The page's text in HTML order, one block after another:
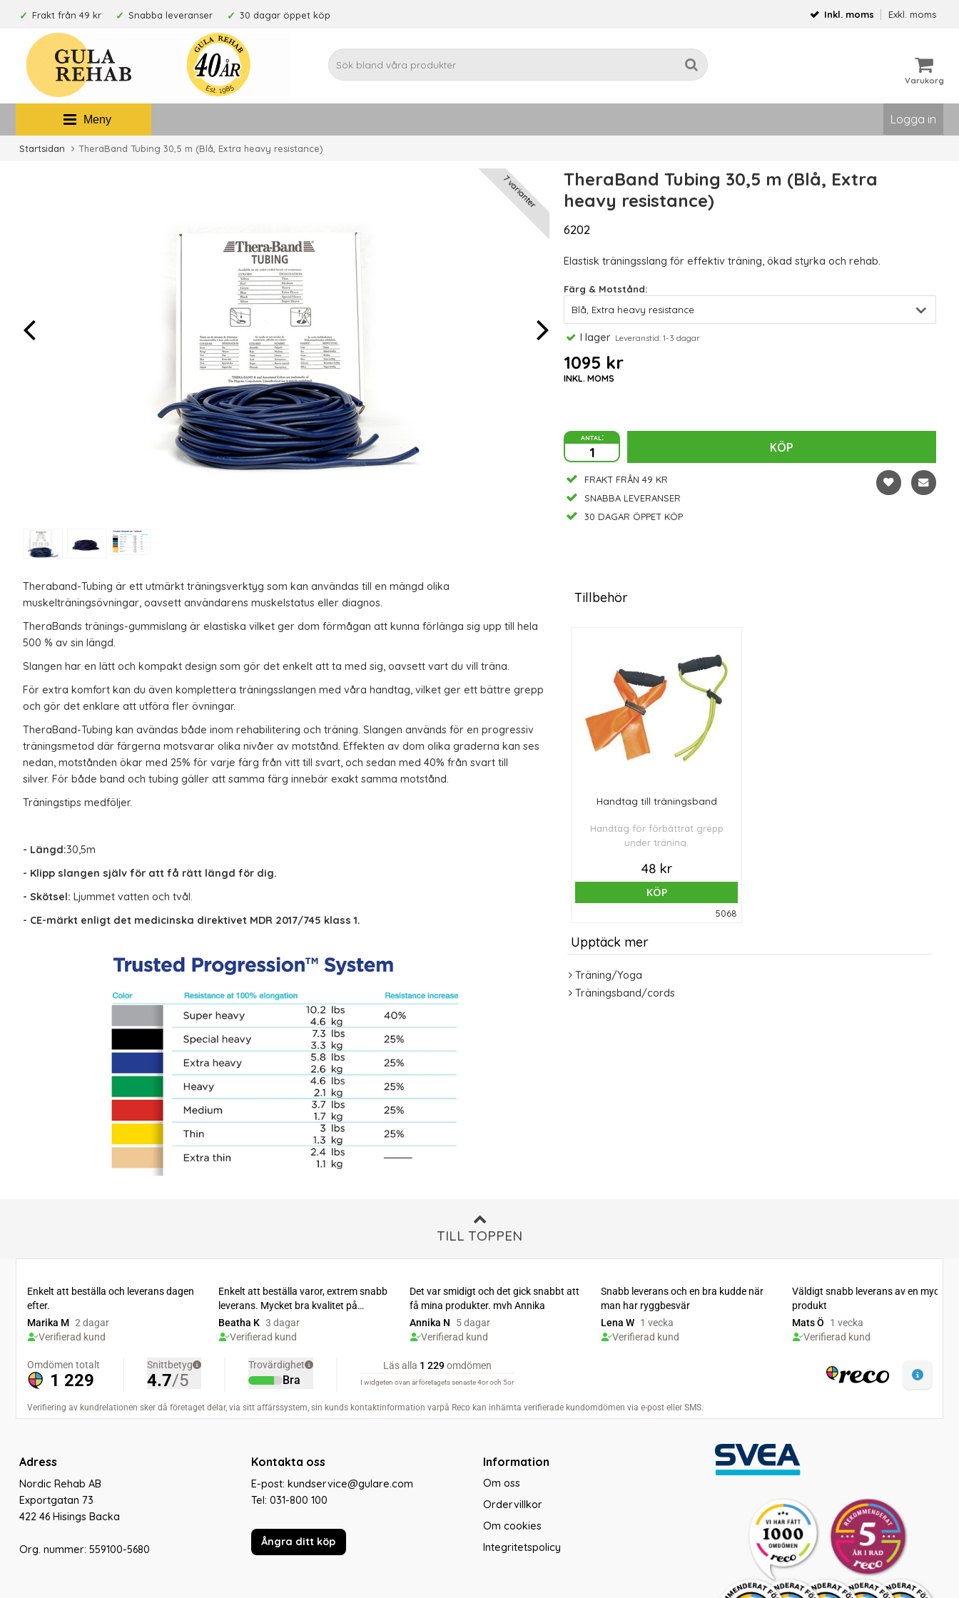
Frakt från 49 kr Snabba leveranser 30 dagar öppet köp Inkl. moms Exkl. moms
Varukorg
Meny Logga in
Startsidan TheraBand Tubing 30,5 m (Blå, Extra heavy resistance)
7 varianter
TheraBand Tubing 30,5 m (Blå, Extra
heavy resistance)
6202
Elastisk träningsslang för effektiv träning, ökad styrka och rehab.
Färg & Motstånd:
I lagerLeveranstid: 1-3 dagar
1095 kr
INKL. MOMS
antal:
KÖP
FRAKT FRÅN 49 KR
SNABBA LEVERANSER
30 DAGAR ÖPPET KÖP
Theraband-Tubing är ett utmärkt träningsverktyg som kan användas till en mängd olika
muskelträningsövningar, oavsett användarens muskelstatus eller diagnos.
TheraBands tränings-gummislang är elastiska vilket ger dom förmågan att kunna förlänga sig upp till hela
500 % av sin längd.
Slangen har en lätt och kompakt design som gör det enkelt att ta med sig, oavsett vart du vill träna.
För extra komfort kan du även komplettera träningsslangen med våra handtag, vilket ger ett bättre grepp
och gör det enklare att utföra fler övningar.
TheraBand-Tubing kan avändas både inom rehabilitering och träning. Slangen används för en progressiv
träningsmetod där färgerna motsvarar olika nivåer av motstånd. Effekten av dom olika graderna kan ses
nedan, motstånden ökar med 25% för varje färg från vitt till svart, och sedan med 40% från svart till
silver. För både band och tubing gäller att samma färg innebär exakt samma motstånd.
Träningstips medföljer.
- Längd:30,5m
- Klipp slangen själv för att få rätt längd för dig.
- Skötsel: Ljummet vatten och tvål.
- CE-märkt enligt det medicinska direktivet MDR 2017/745 klass 1.
Tillbehör
Handtag till träningsband
Handtag för förbättrat grepp
under träning.
48 kr
KÖP
5068
Upptäck mer
Träning/Yoga
Träningsband/cords
TILL TOPPEN
Adress
Nordic Rehab AB
Exportgatan 73
422 46 Hisings Backa
Org. nummer: 559100-5680
Kontakta oss
E-post: kundservice@gulare.com
Tel: 031-800 100
Ångra ditt köp
Information
Om oss
Ordervillkor
Om cookies
Integritetspolicy